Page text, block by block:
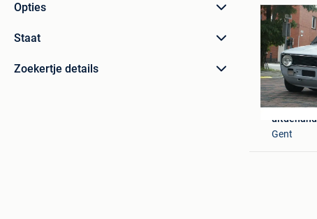
Opties
Staat
Zoekertje details
uitdehand
Gent